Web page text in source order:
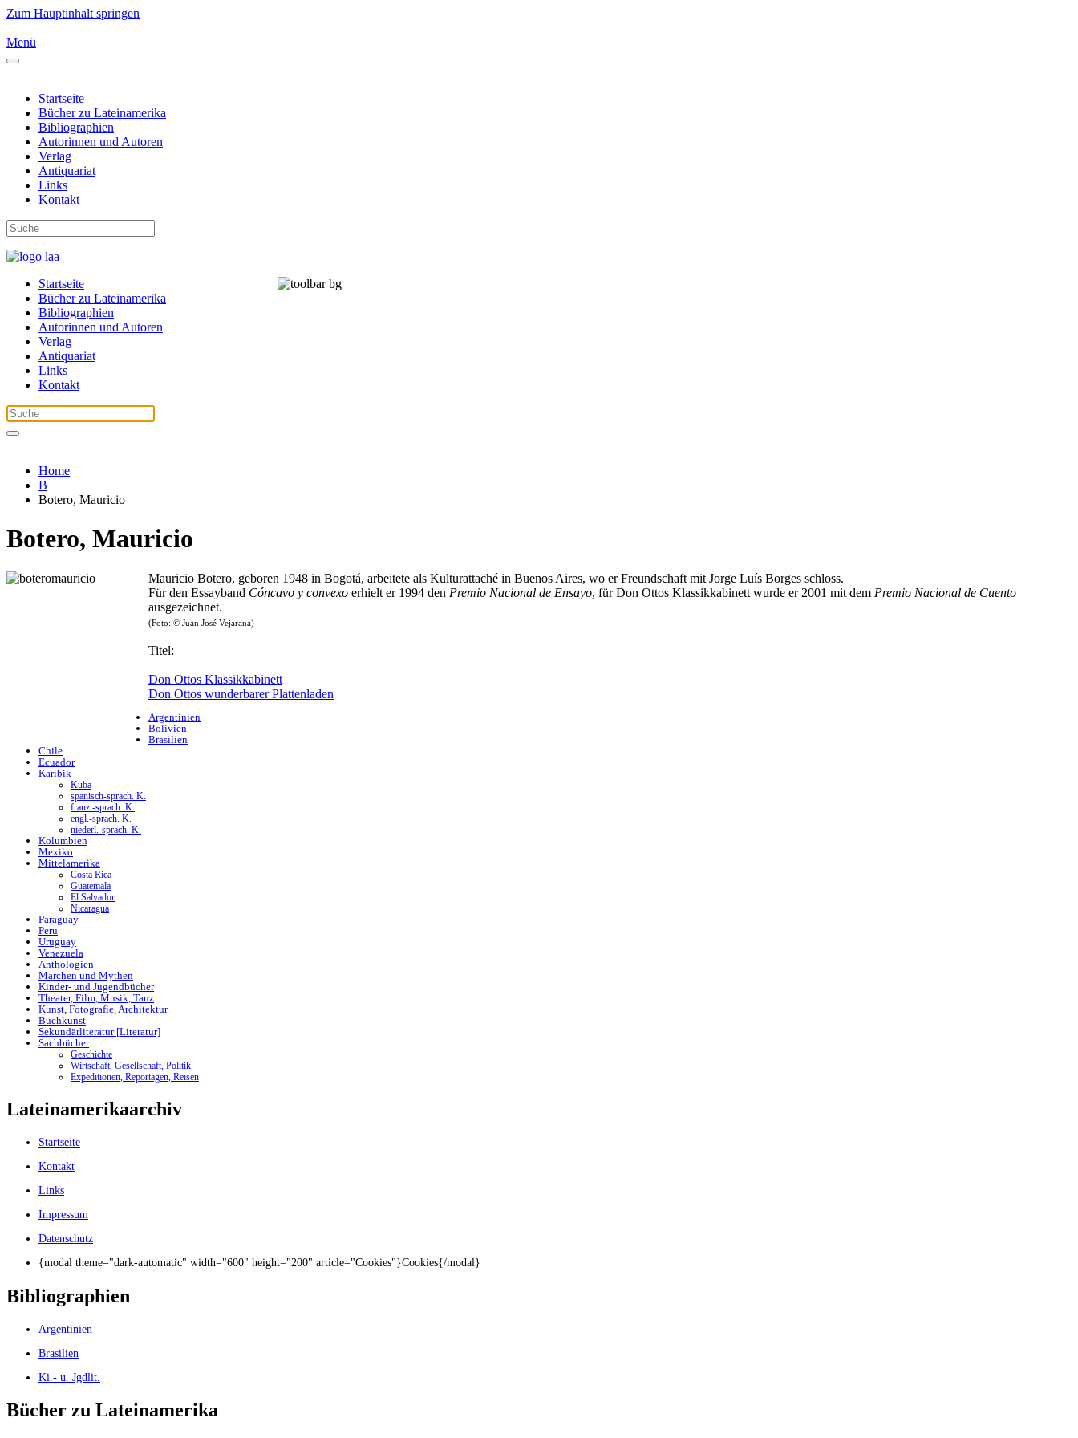
Zum Hauptinhalt springen
Menü
Startseite
Bücher zu Lateinamerika
Bibliographien
Autorinnen und Autoren
Verlag
Antiquariat
Links
Kontakt
Startseite
Bücher zu Lateinamerika
Bibliographien
Autorinnen und Autoren
Verlag
Antiquariat
Links
Kontakt
Home
B
Botero, Mauricio
Botero, Mauricio
Mauricio Botero, geboren 1948 in Bogotá, arbeitete als Kulturattaché in Buenos Aires, wo er Freundschaft mit Jorge Luís Borges schloss.
Für den Essayband Cóncavo y convexo erhielt er 1994 den Premio Nacional de Ensayo, für Don Ottos Klassikkabinett wurde er 2001 mit dem Premio Nacional de Cuento
ausgezeichnet.
(Foto: © Juan José Vejarana)
Titel:
Don Ottos Klassikkabinett
Don Ottos wunderbarer Plattenladen
Argentinien
Bolivien
Brasilien
Chile
Ecuador
Karibik
Kuba
spanisch-sprach. K.
franz.-sprach. K.
engl.-sprach. K.
niederl.-sprach. K.
Kolumbien
Mexiko
Mittelamerika
Costa Rica
Guatemala
El Salvador
Nicaragua
Paraguay
Peru
Uruguay
Venezuela
Anthologien
Märchen und Mythen
Kinder- und Jugendbücher
Theater, Film, Musik, Tanz
Kunst, Fotografie, Architektur
Buchkunst
Sekundärliteratur [Literatur]
Sachbücher
Geschichte
Wirtschaft, Gesellschaft, Politik
Expeditionen, Reportagen, Reisen
Lateinamerikaarchiv
Startseite
Kontakt
Links
Impressum
Datenschutz
{modal theme="dark-automatic" width="600" height="200" article="Cookies"}Cookies{/modal}
Bibliographien
Argentinien
Brasilien
Ki.- u. Jgdlit.
Bücher zu Lateinamerika